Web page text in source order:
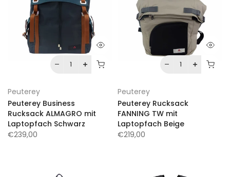
Peuterey
Peuterey Business
Rucksack ALMAGRO mit
Laptopfach Schwarz
€239,00
Peuterey
Peuterey Rucksack
FANNING TW mit
Laptopfach Beige
€219,00